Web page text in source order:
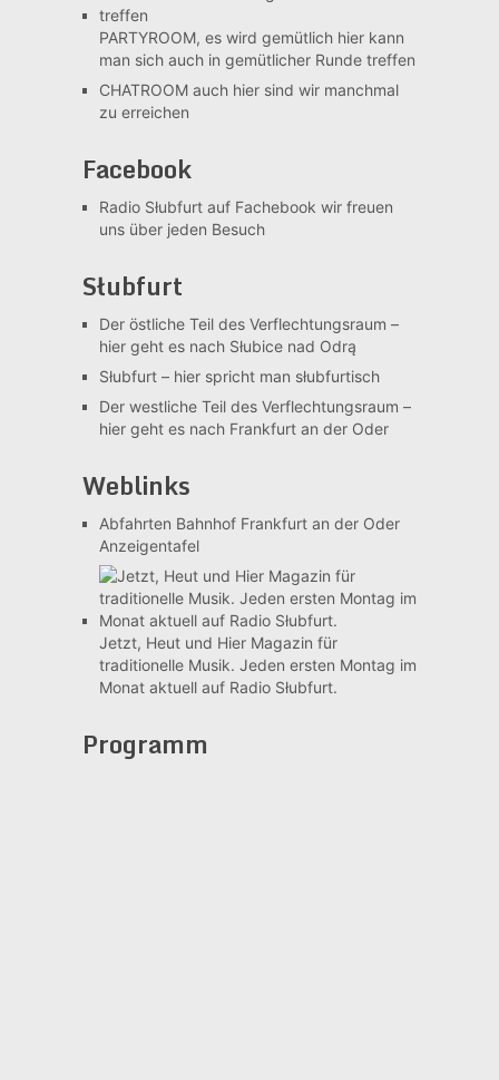
PARTYROOM, es wird gemütlichhier kann
man sich auch in gemütlicher Runde treffen
CHATROOMauch hier sind wir manchmal
zu erreichen
Facebook
Radio Słubfurt auf Fachebook wir freuen
uns über jeden Besuch
Słubfurt
Der östliche Teil des Verflechtungsraum –
hier geht es nach Słubice nad Odrą
Słubfurt –hier spricht man słubfurtisch
Der westliche Teil des Verflechtungsraum –
hier geht es nach Frankfurt an der Oder
Weblinks
Abfahrten Bahnhof Frankfurt an der Oder
Anzeigentafel
Jetzt, Heut und HierMagazin für
traditionelle Musik. Jeden ersten Montag im
Monat aktuell auf Radio Słubfurt.
Programm